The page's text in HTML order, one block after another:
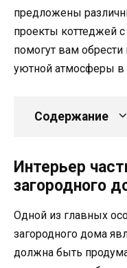
предложены
проекты коттеджей
помогут вам
уютной атмосферы
Содержание
Интерьер
загородного
Одной из главных
загородного дома
должна быть